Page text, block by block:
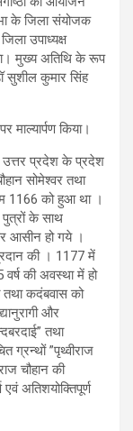
के जिला संयोजक
उपाध्यक्ष
मुख्य अतिथि के रूप
सुशील कुमार सिंह
माल्यार्पण किया।
उत्तर प्रदेश के प्रदेश
सोमेश्वर तथा
1166 को हुआ था ।
के साथ
आसीन हो गये ।
प्रदान की । 1177 में
वर्ष की अवस्था में हो
तथा कदंबवास को
और
तथा
ग्रन्थों ”पृथ्वीराज
चौहान की
अतिशयोक्तिपूर्ण